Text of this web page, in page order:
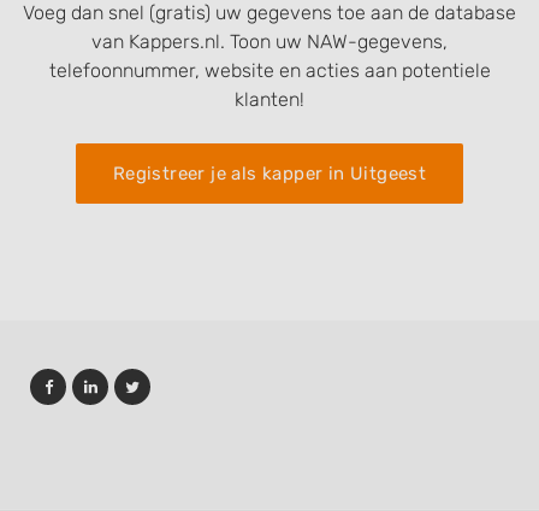
Voeg dan snel (gratis) uw gegevens toe aan de database
van Kappers.nl. Toon uw NAW-gegevens,
telefoonnummer, website en acties aan potentiele
klanten!
Registreer je als kapper in Uitgeest